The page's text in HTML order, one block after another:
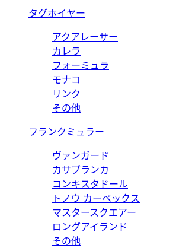
タグホイヤー
アクアレーサー
カレラ
フォーミュラ
モナコ
リンク
その他
フランクミュラー
ヴァンガード
カサブランカ
コンキスタドール
トノウ カーベックス
マスタースクエアー
ロングアイランド
その他